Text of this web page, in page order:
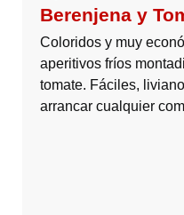
Berenjena y
Coloridos y muy
aperitivos fríos
tomate. Fáciles,
arrancar cualquier